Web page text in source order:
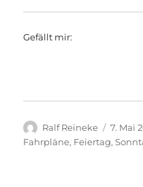
Gefällt mir:
Autor
Ralf Reineke
am
7. Mai
Fahrpläne, Feiertag,